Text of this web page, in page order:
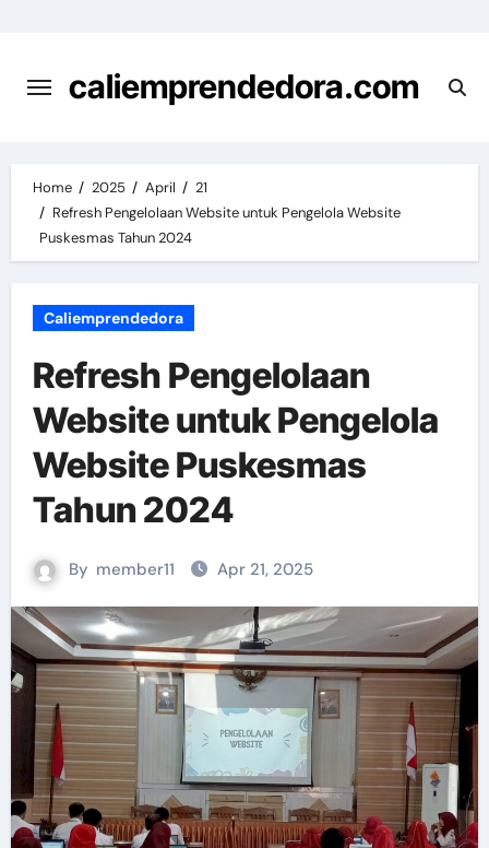
content
caliemprendedora.com
Home 2025 April
21
Refresh Pengelolaan Website untuk Pengelola Website
Puskesmas Tahun 2024
Caliemprendedora
Refresh Pengelolaan
Website untuk Pengelola
Website Puskesmas
Tahun 2024
By member11 Apr 21, 2025